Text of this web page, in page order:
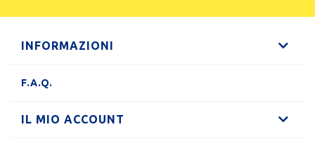
INFORMAZIONI
F.A.Q.
IL MIO ACCOUNT